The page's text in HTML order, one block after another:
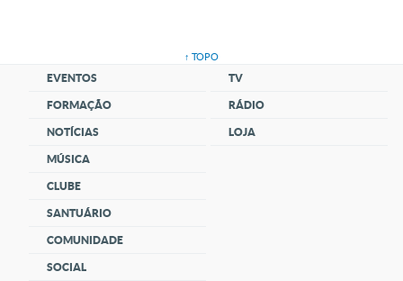
↑ TOPO
EVENTOS
FORMAÇÃO
NOTÍCIAS
MÚSICA
CLUBE
SANTUÁRIO
COMUNIDADE
SOCIAL
TV
RÁDIO
LOJA